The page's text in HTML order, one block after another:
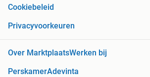
Cookiebeleid
Privacyvoorkeuren
Over MarktplaatsWerken bij
PerskamerAdevinta